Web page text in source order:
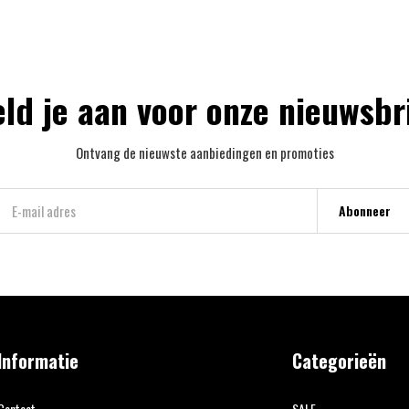
je aan voor onze
Ontvang de nieuwste aanbiedingen en promoties
Abonneer
Categorieën